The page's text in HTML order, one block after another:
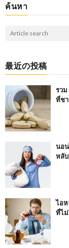
ค้นหา
最近の投稿
รวม
ที่ช
นอน
หลั
ไอห
ที่ไ